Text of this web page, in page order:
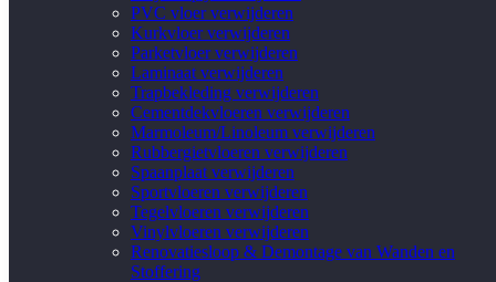
PVC vloer verwijderen
Kurkvloer verwijderen
Parketvloer verwijderen
Laminaat verwijderen
Trapbekleding verwijderen
Cementdekvloeren verwijderen
Marmoleum/Linoleum verwijderen
Rubbergietvloeren verwijderen
Spaanplaat verwijderen
Sportvloeren verwijderen
Tegelvloeren verwijderen
Vinylvloeren verwijderen
Renovatiesloop & Demontage van Wanden en
Stoffering